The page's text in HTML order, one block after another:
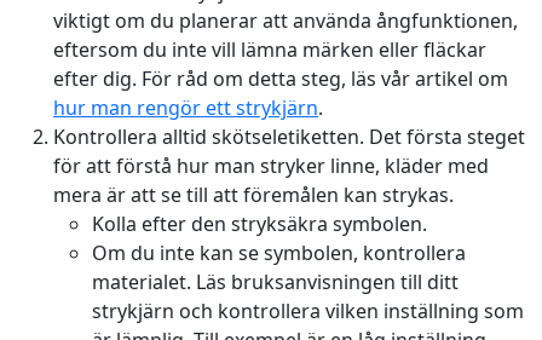
viktigt om du planerar att använda ångfunktionen,
eftersom du inte vill lämna märken eller fläckar
efter dig. För råd om detta steg, läs vår artikel om
hur man rengör ett strykjärn.
Kontrollera alltid skötseletiketten. Det första steget
för att förstå hur man stryker linne, kläder med
mera är att se till att föremålen kan strykas.
Kolla efter den stryksäkra symbolen.
Om du inte kan se symbolen, kontrollera
materialet. Läs bruksanvisningen till ditt
strykjärn och kontrollera vilken inställning som